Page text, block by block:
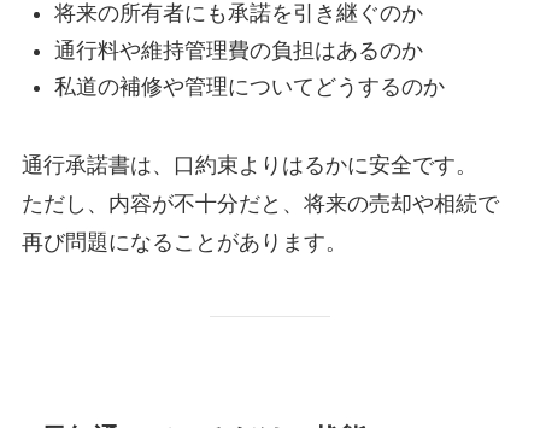
将来の所有者にも承諾を引き継ぐのか
通行料や維持管理費の負担はあるのか
私道の補修や管理についてどうするのか
通行承諾書は、口約束よりはるかに安全です。
ただし、内容が不十分だと、将来の売却や相続で
再び問題になることがあります。